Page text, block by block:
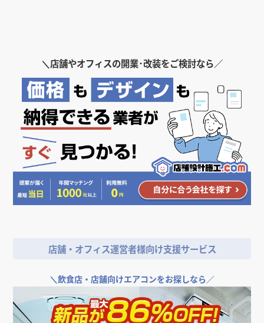
＼店舗やオフィスの開業･改装をご検討なら／
店舗・オフィス運営者様向け支援サービス
＼飲食店・店舗向けエアコンをお探しなら／